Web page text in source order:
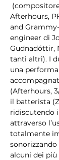
Afterhours,
and
engineer di
Gudnadóttir,
tanti altri). I
una
(Afterhours,
il batterista
ridiscutendo
attraverso
totalmente
alcuni dei